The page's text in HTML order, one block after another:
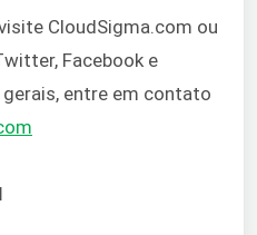
CloudSigma.com ou
Facebook e
entre em contato